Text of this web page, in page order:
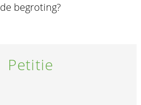
de begroting?
Petitie